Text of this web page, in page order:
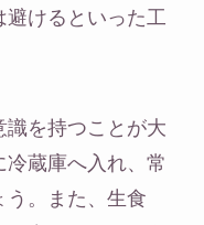
けるといった工
識を持つことが大
蔵庫へ入れ、常
う。また、生食